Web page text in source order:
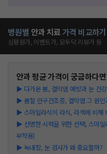
병원별 안과 치료가격 비교하기
심평원가, 이벤트가, 모두닥 리뷰가 등
안과평균 가격이 궁금하다
▶ 다가온 봄, 결막염 예방과 눈 건
▶ 봄철 안구건조증, 결막염 그 원
▶ 스마일라식이 라식, 라섹에 비해
▶ 선명한 시력을 위한 선택, 스마
부작용)
▶ 녹내장, 눈 검사가 왜 중요할까?